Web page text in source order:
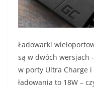
Ładowarki
są w dwóch wersjach
w porty Ultra Charge i
ładowania to 18W –